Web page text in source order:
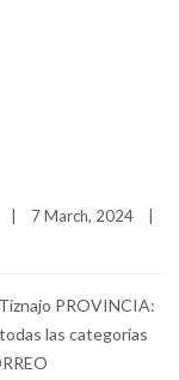
7 March, 2024
PROVINCIA:
las categorías